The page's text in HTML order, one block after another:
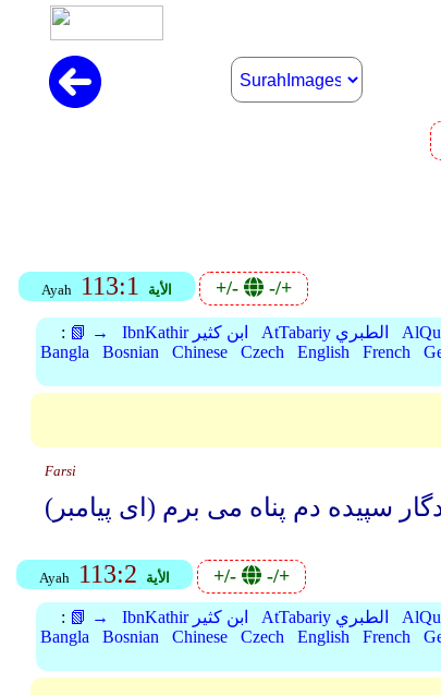
Ayah 113:1 الأية +/- -/+
: 📗 → IbnKathir ابن كثير AtTabariy الطبري
Bangla
Bosnian Chinese Czech English French
Farsi
Ayah 113:2 الأية +/- -/+
: 📗 → IbnKathir ابن كثير AtTabariy الطبري
Bangla
Bosnian Chinese Czech English French